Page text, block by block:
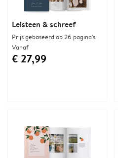
Leisteen & schreef
Prijs gebaseerd op 26 pagina's
Vanaf
€ 27,99